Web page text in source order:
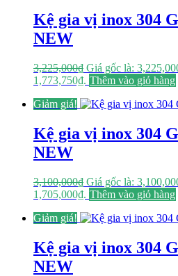
Kệ gia vị inox 304
NEW
3,225,000₫ Giá gốc là:
1,773,750₫. Thêm vào giỏ hàng
Giảm giá!
Kệ gia vị inox 304
NEW
3,100,000₫ Giá gốc là:
1,705,000₫. Thêm vào giỏ hàng
Giảm giá!
Kệ gia vị inox 304
NEW